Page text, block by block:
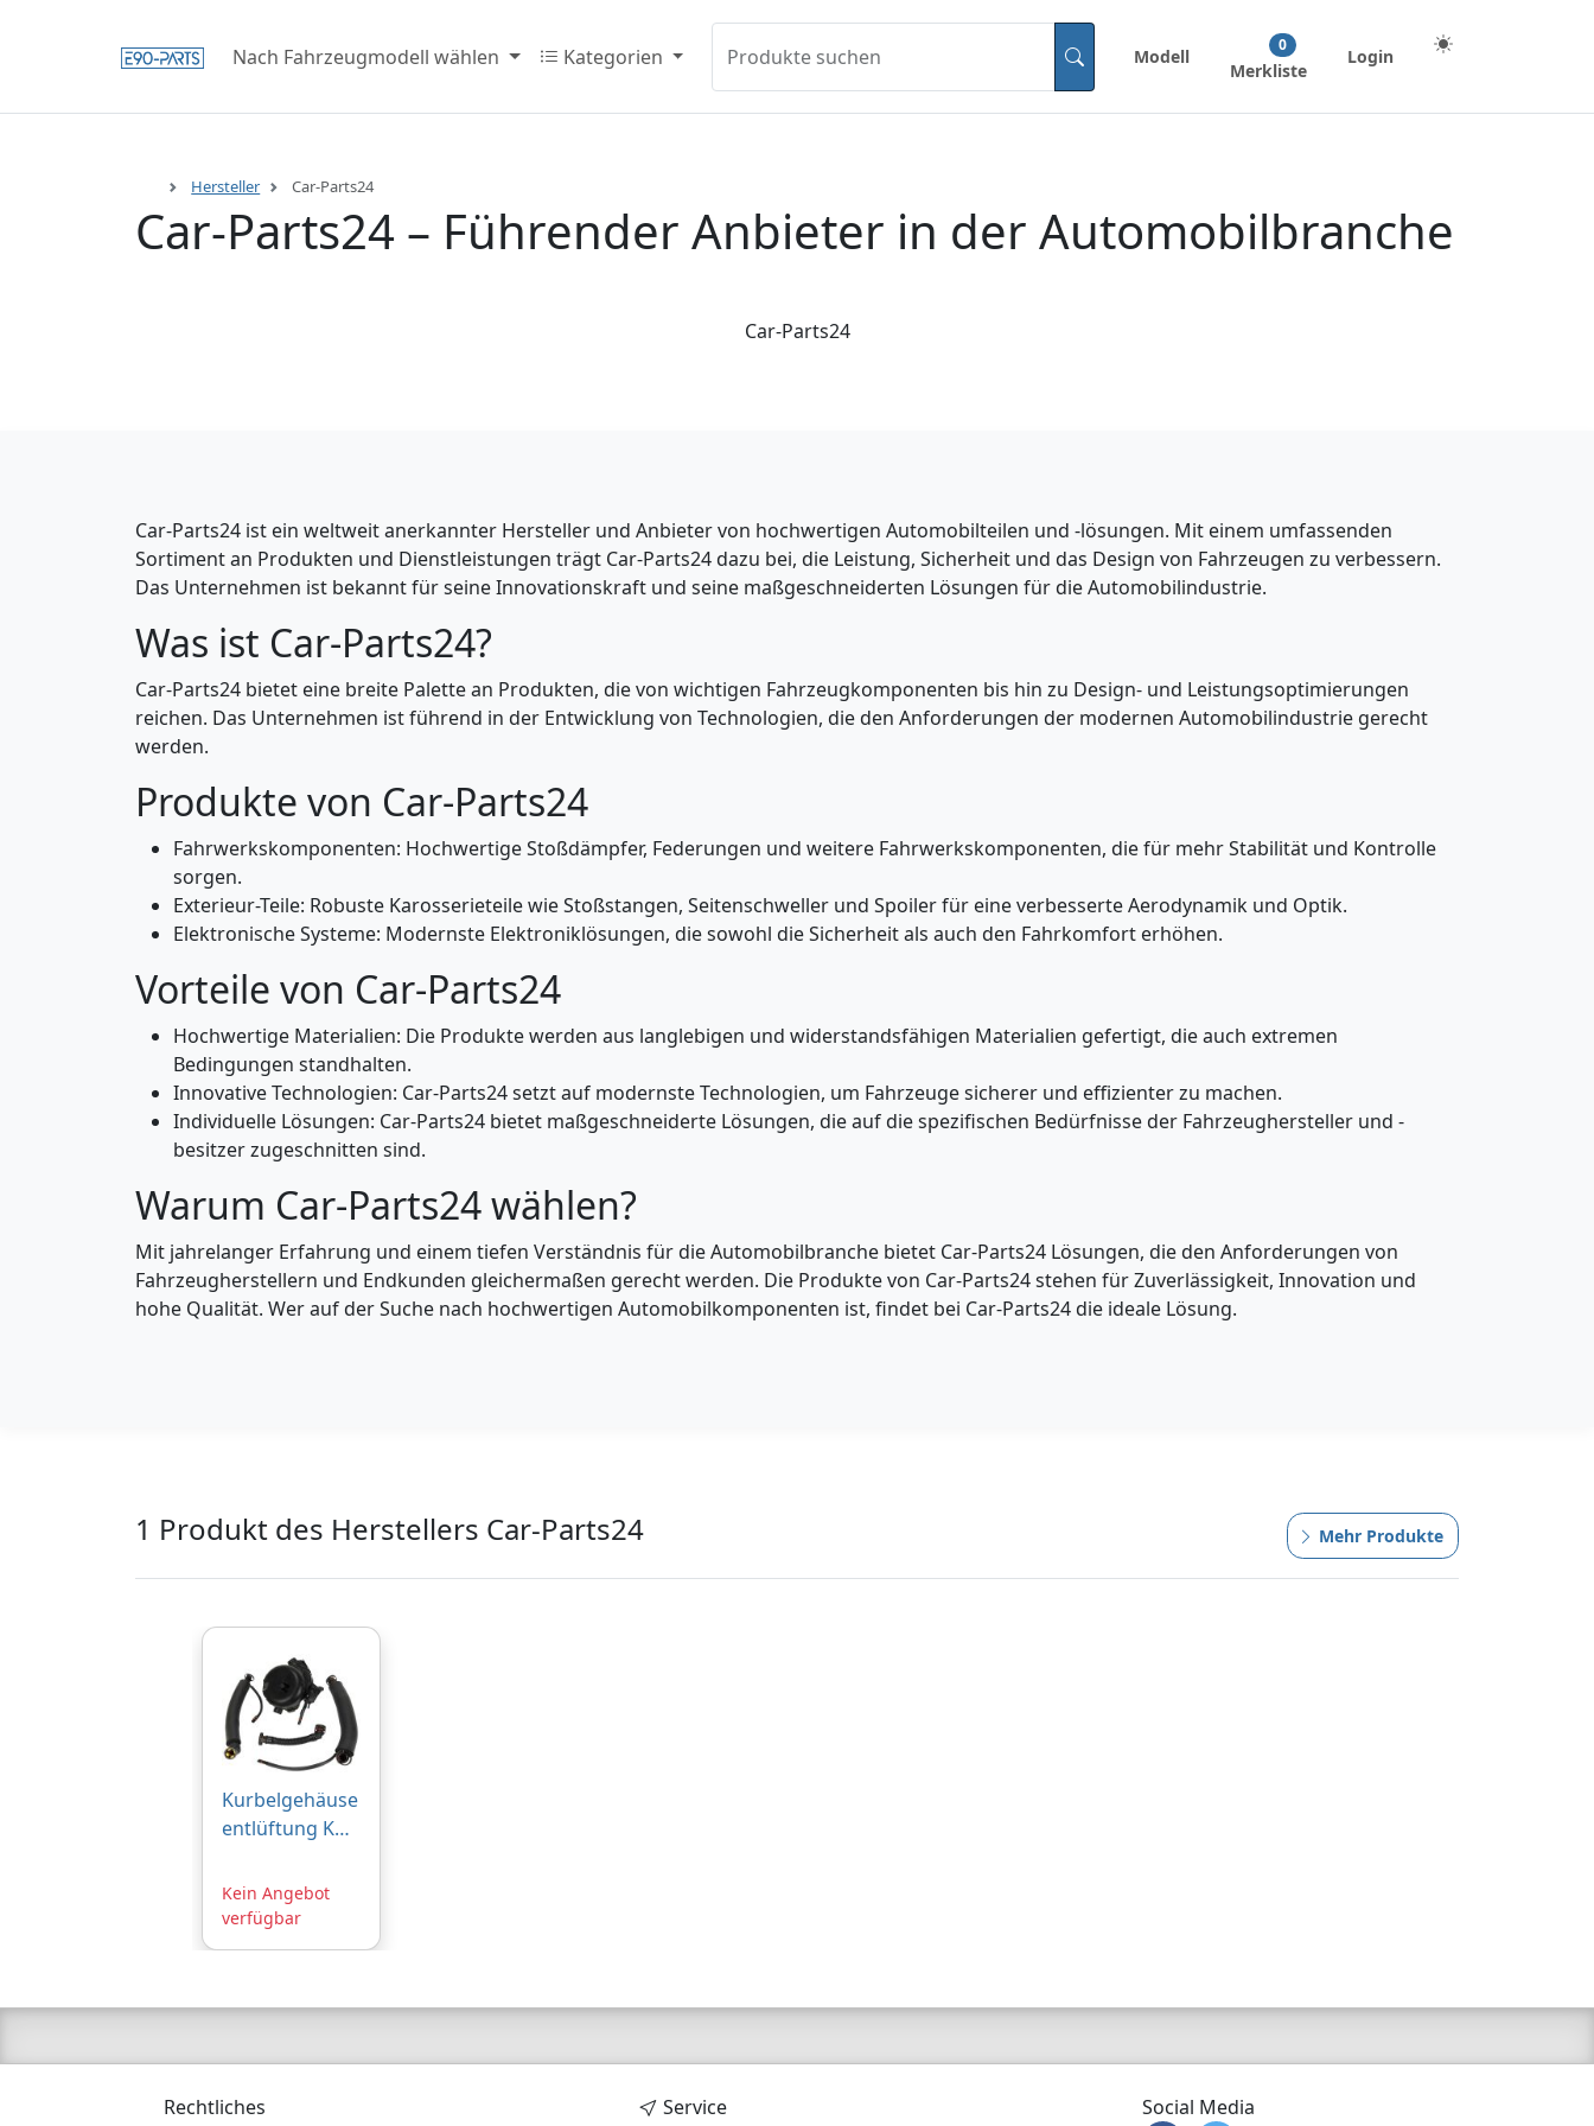
Modell
0
Merkliste
Login
Nach Fahrzeugmodell wählen Kategorien Produkte suchen
Hersteller Car-Parts24
Car-Parts24 – Führender Anbieter in der Automobilbranche
Car-Parts24
Car-Parts24 ist ein weltweit anerkannter Hersteller und Anbieter von hochwertigen Automobilteilen und -lösungen. Mit einem umfassenden
Sortiment an Produkten und Dienstleistungen trägt Car-Parts24 dazu bei, die Leistung, Sicherheit und das Design von Fahrzeugen zu verbessern.
Das Unternehmen ist bekannt für seine Innovationskraft und seine maßgeschneiderten Lösungen für die Automobilindustrie.
Was ist Car-Parts24?
Car-Parts24 bietet eine breite Palette an Produkten, die von wichtigen Fahrzeugkomponenten bis hin zu Design- und Leistungsoptimierungen
reichen. Das Unternehmen ist führend in der Entwicklung von Technologien, die den Anforderungen der modernen Automobilindustrie gerecht
werden.
Produkte von Car-Parts24
Fahrwerkskomponenten: Hochwertige Stoßdämpfer, Federungen und weitere Fahrwerkskomponenten, die für mehr Stabilität und Kontrolle
sorgen.
Exterieur-Teile: Robuste Karosserieteile wie Stoßstangen, Seitenschweller und Spoiler für eine verbesserte Aerodynamik und Optik.
Elektronische Systeme: Modernste Elektroniklösungen, die sowohl die Sicherheit als auch den Fahrkomfort erhöhen.
Vorteile von Car-Parts24
Hochwertige Materialien: Die Produkte werden aus langlebigen und widerstandsfähigen Materialien gefertigt, die auch extremen
Bedingungen standhalten.
Innovative Technologien: Car-Parts24 setzt auf modernste Technologien, um Fahrzeuge sicherer und effizienter zu machen.
Individuelle Lösungen: Car-Parts24 bietet maßgeschneiderte Lösungen, die auf die spezifischen Bedürfnisse der Fahrzeughersteller und -
besitzer zugeschnitten sind.
Warum Car-Parts24 wählen?
Mit jahrelanger Erfahrung und einem tiefen Verständnis für die Automobilbranche bietet Car-Parts24 Lösungen, die den Anforderungen von
Fahrzeugherstellern und Endkunden gleichermaßen gerecht werden. Die Produkte von Car-Parts24 stehen für Zuverlässigkeit, Innovation und
hohe Qualität. Wer auf der Suche nach hochwertigen Automobilkomponenten ist, findet bei Car-Parts24 die ideale Lösung.
1 Produkt des Herstellers Car-Parts24 Mehr Produkte
Kurbelgehäuse
entlüftung KGE
BMW N52
Motor E81 E90
Kein Angebot
verfügbar
Rechtliches Service Social Media